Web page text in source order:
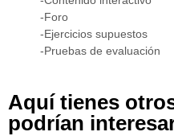
-Foro
-Ejercicios supuestos
-Pruebas de evaluación
Aquí tienes
podrían